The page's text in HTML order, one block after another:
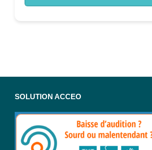
SOLUTION ACCEO